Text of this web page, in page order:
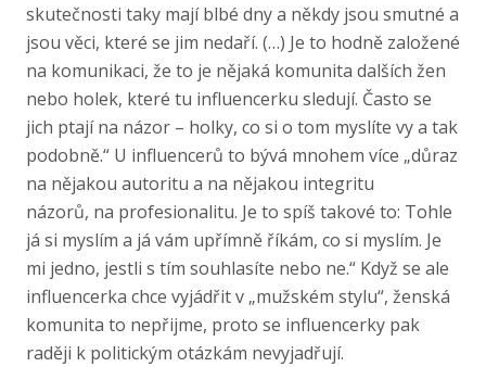
skutečnosti taky mají blbé dny a někdy jsou smutné a
jsou věci, které se jim nedaří. (…) Je to hodně založené
na komunikaci, že to je nějaká komunita dalších žen
nebo holek, které tu influencerku sledují. Často se
jich ptají na názor – holky, co si o tom myslíte vy a tak
podobně.“ U influencerů to bývá mnohem více „důraz
na nějakou autoritu a na nějakou integritu
názorů, na profesionalitu. Je to spíš takové to: Tohle
já si myslím a já vám upřímně říkám, co si myslím. Je
mi jedno, jestli s tím souhlasíte nebo ne.“ Když se ale
influencerka chce vyjádřit v „mužském stylu“, ženská
komunita to nepřijme, proto se influencerky pak
raději k politickým otázkám nevyjadřují.